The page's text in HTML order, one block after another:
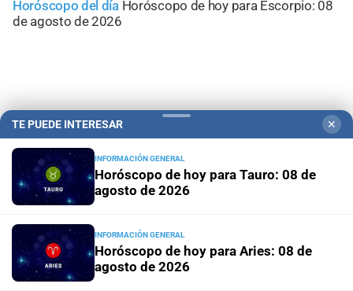
Horóscopo del día Horóscopo de hoy para Escorpio: 08
de agosto de 2026
Campolitoral Revista Nosotros Clasificados CYD Litoral
Podcasts
Mirador Provincial VivíMejor SF
TE PUEDE INTERESAR ✕
INFORMACIÓN GENERAL
Horóscopo de hoy para Tauro: 08 de
agosto de 2026
INFORMACIÓN GENERAL
Horóscopo de hoy para Aries: 08 de
agosto de 2026